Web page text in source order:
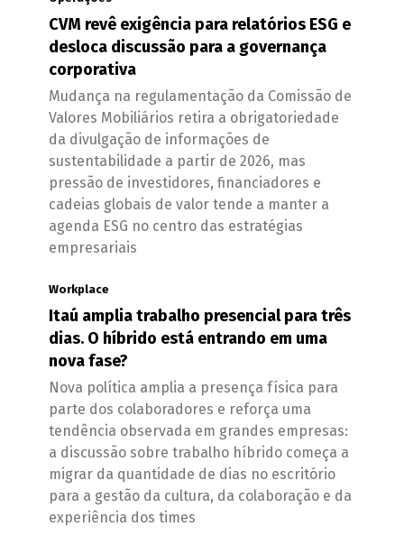
CVM revê exigência para relatórios ESG e
desloca discussão para a governança
corporativa
Mudança na regulamentação da Comissão de
Valores Mobiliários retira a obrigatoriedade
da divulgação de informações de
sustentabilidade a partir de 2026, mas
pressão de investidores, financiadores e
cadeias globais de valor tende a manter a
agenda ESG no centro das estratégias
empresariais
Workplace
Itaú amplia trabalho presencial para três
dias. O híbrido está entrando em uma
nova fase?
Nova política amplia a presença física para
parte dos colaboradores e reforça uma
tendência observada em grandes empresas:
a discussão sobre trabalho híbrido começa a
migrar da quantidade de dias no escritório
para a gestão da cultura, da colaboração e da
experiência dos times